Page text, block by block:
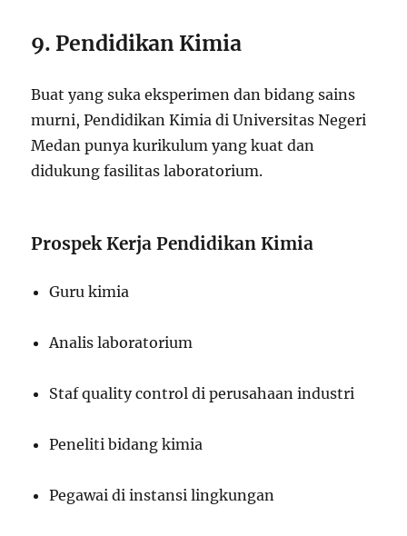
9. Pendidikan Kimia
Buat yang suka eksperimen dan bidang sains
murni, Pendidikan Kimia di Universitas Negeri
Medan punya kurikulum yang kuat dan
didukung fasilitas laboratorium.
Prospek Kerja Pendidikan Kimia
Guru kimia
Analis laboratorium
Staf quality control di perusahaan industri
Peneliti bidang kimia
Pegawai di instansi lingkungan